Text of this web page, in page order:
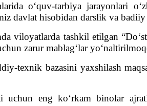
o‘quv-tarbiya
davlat hisobidan darslik va
viloyatlarda tashkil etilgan
zarur mablag‘lar
texnik bazasini yaxshilash
eng ko‘rkam binolar